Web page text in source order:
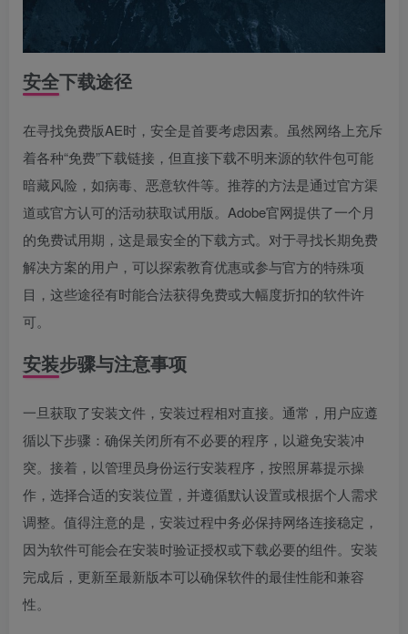
安全下载途径
在寻找免费版AE时，安全是首要考虑因素。虽然网络上充斥
着各种“免费”下载链接，但直接下载不明来源的软件包可能
暗藏风险，如病毒、恶意软件等。推荐的方法是通过官方渠
道或官方认可的活动获取试用版。Adobe官网提供了一个月
的免费试用期，这是最安全的下载方式。对于寻找长期免费
解决方案的用户，可以探索教育优惠或参与官方的特殊项
目，这些途径有时能合法获得免费或大幅度折扣的软件许
可。
安装步骤与注意事项
一旦获取了安装文件，安装过程相对直接。通常，用户应遵
循以下步骤：确保关闭所有不必要的程序，以避免安装冲
突。接着，以管理员身份运行安装程序，按照屏幕提示操
作，选择合适的安装位置，并遵循默认设置或根据个人需求
调整。值得注意的是，安装过程中务必保持网络连接稳定，
因为软件可能会在安装时验证授权或下载必要的组件。安装
完成后，更新至最新版本可以确保软件的最佳性能和兼容
性。